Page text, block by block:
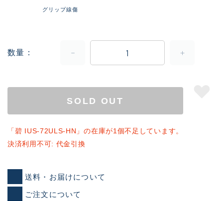
グリップ線傷
数量
SOLD OUT
「碧 IUS-72ULS-HN」の在庫が1個不足しています。
決済利用不可: 代金引換
送料・お届けについて
ご注文について